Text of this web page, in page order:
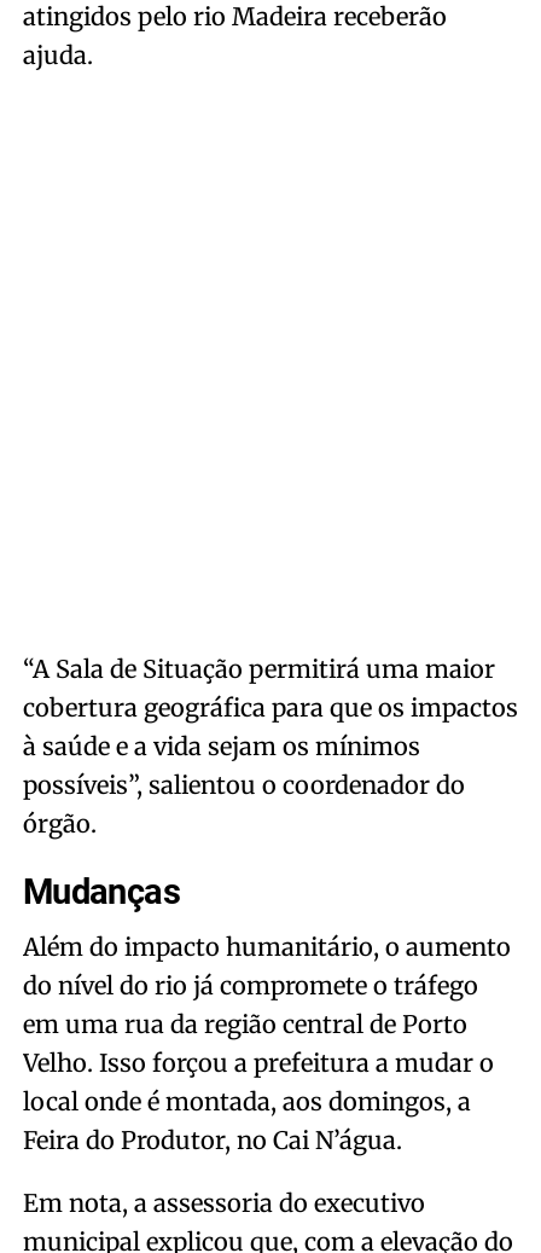
atingidos pelo rio Madeira receberão
ajuda.
“A Sala de Situação permitirá uma maior
cobertura geográfica para que os impactos
à saúde e a vida sejam os mínimos
possíveis”, salientou o coordenador do
órgão.
Mudanças
Além do impacto humanitário, o aumento
do nível do rio já compromete o tráfego
em uma rua da região central de Porto
Velho. Isso forçou a prefeitura a mudar o
local onde é montada, aos domingos, a
Feira do Produtor, no Cai N’água.
Em nota, a assessoria do executivo
municipal explicou que, com a elevação do